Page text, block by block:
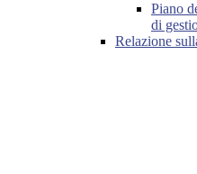
Piano
di
Relazione